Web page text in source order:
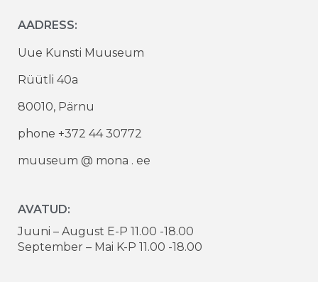
AADRESS:
Uue Kunsti Muuseum
Rüütli 40a
80010, Pärnu
phone +372 44 30772
muuseum @ mona . ee
AVATUD:
Juuni – August E-P 11.00 -18.00
September – Mai K-P 11.00 -18.00